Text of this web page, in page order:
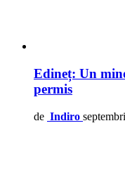
Edineț: Un
permis
de Indiro